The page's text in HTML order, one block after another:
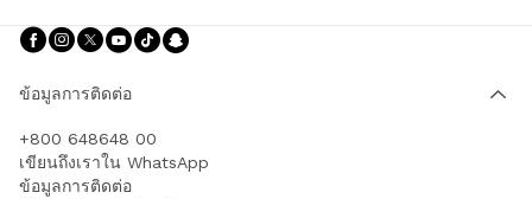
ติดตามเรา facebook
ติดตามเรา instagram
ติดตามเรา twitter
ติดตามเรา youtube
ติดตามเรา tiktok
ข้อมูลการติดต่อ
+800 648648 00
เขียนถึงเราใน WhatsApp
ข้อมูลการติดต่อ